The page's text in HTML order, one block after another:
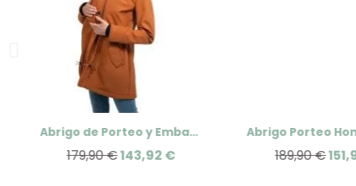
Abrigo de Porteo y Embarazo Wombat Shell de Wombat London
179,90 €143,92 € 189,90 €